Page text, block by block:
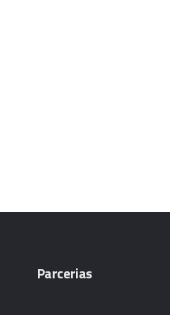
Parcerias